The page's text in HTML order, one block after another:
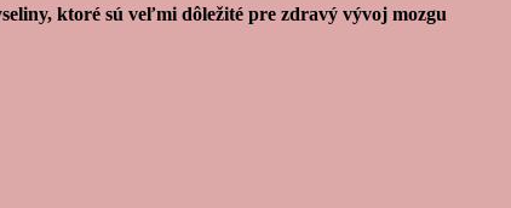
ktoré sú veľmi dôležité pre zdravý vývoj mozgu